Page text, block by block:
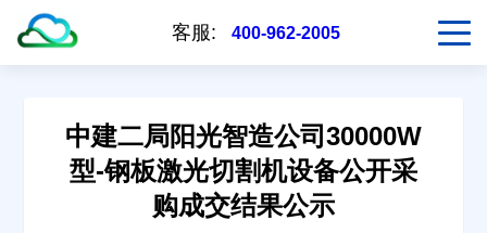
客服: 400-962-2005
中建二局阳光智造公司30000W
型-钢板激光切割机设备公开采
购成交结果公示